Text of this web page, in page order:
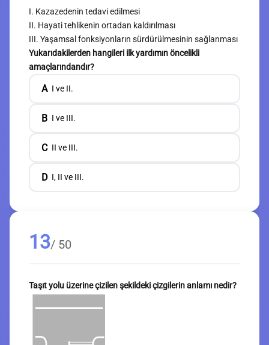
I. Kazazedenin tedavi edilmesi
II. Hayati tehlikenin ortadan kaldırılması
III. Yaşamsal fonksiyonların sürdürülmesinin sağlanması
Yukarıdakilerden hangileri ilk yardımın öncelikli
amaçlarındandır?
A I ve II.
B I ve III.
C II ve III.
D I, II ve III.
13/ 50
Taşıt yolu üzerine çizilen şekildeki çizgilerin anlamı nedir?